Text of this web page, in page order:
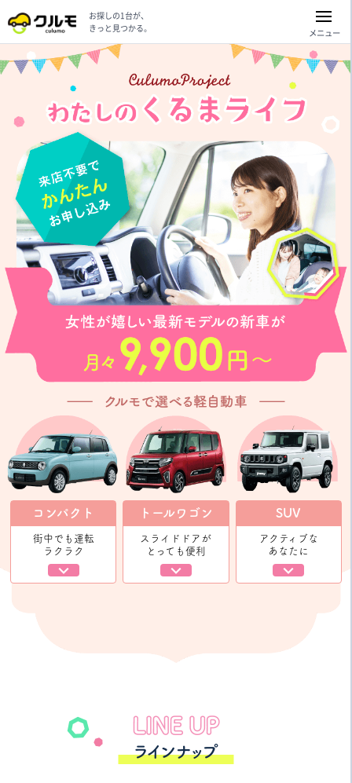
お探しの1台が、
きっと見つかる。
メニュー
コンパクト
街中でも運転
ラクラク
トールワゴン
スライドドアが
とっても便利
SUV
アクティブな
あなたに